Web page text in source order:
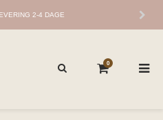
2-4 DAGE
0